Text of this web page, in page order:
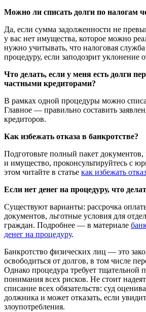
Можно ли списать долги по налогам
Да, если сумма задолженности не
у вас нет имущества, которое можно
нужно учитывать, что налоговая
процедуру, если заподозрит уклонение
Что делать, если у меня есть долги
частными кредиторами?
В рамках одной процедуры можно
Главное — правильно составить
кредиторов.
Как избежать отказа в банкротстве?
Подготовьте полный пакет
и имущество, проконсультируйтесь с
этом читайте в статье как избежать
Если нет денег на процедуру, что
Существуют варианты: рассрочка
документов, льготные условия для
граждан. Подробнее — в материале
денег на процедуру.
Банкротство физических лиц — это
освободиться от долгов, в том числе
Однако процедура требует тщательной
понимания всех рисков. Не стоит
списание всех обязательств: суд
должника и может отказать, если
злоупотребления.